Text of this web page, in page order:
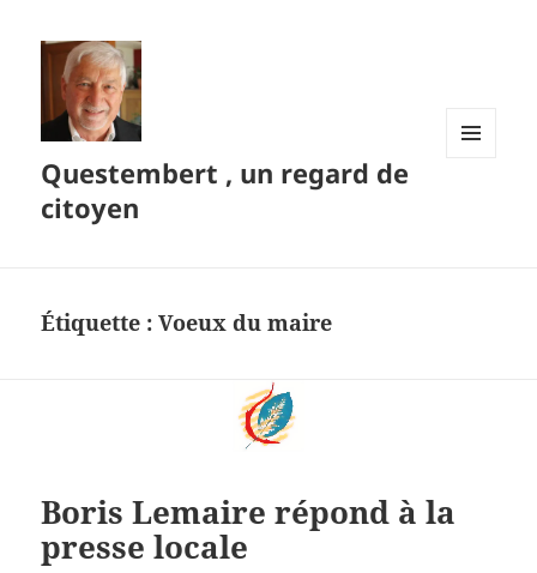
Questembert , un regard de
citoyen
Étiquette :Voeux du maire
Boris Lemaire répond à la
presse locale